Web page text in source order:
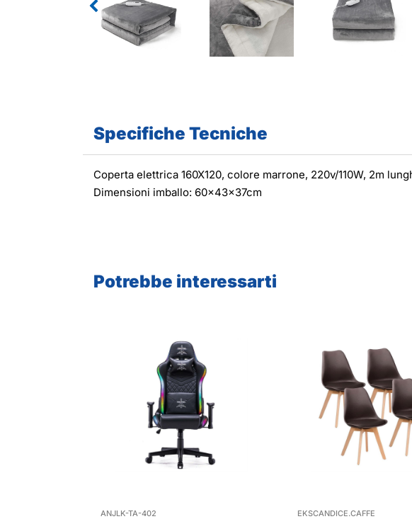
Specifiche Tecniche
Coperta elettrica 160X120, colore marrone, 220v/110W, 2m
Dimensioni imballo: 60x43x37cm
Potrebbe interessarti
ANJLK-TA-402 EKSCANDICE.CAFFE